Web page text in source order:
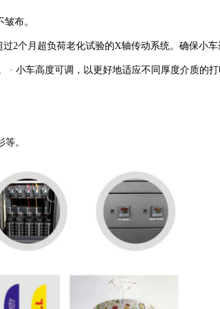
布。
2个月超负荷老化试验的X轴传动系统。确保小车
小车高度可调，以更好地适应不同厚度介质的打
。